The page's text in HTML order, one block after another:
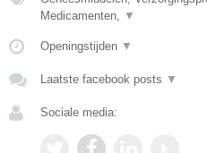
Medicamenten,
▼
Openingstijden ▼
Laatste facebook posts ▼
Sociale media: